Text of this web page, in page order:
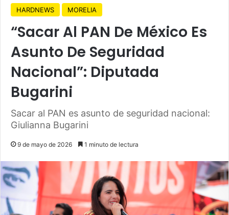
HARDNEWS MORELIA
“Sacar Al PAN De México Es
Asunto De Seguridad
Nacional”: Diputada
Bugarini
Sacar al PAN es asunto de seguridad nacional:
Giulianna Bugarini
9 de mayo de 2026 1 minuto de lectura